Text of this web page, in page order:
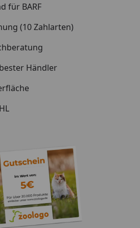
g 410 g
750 g
g 845 g
g 865 g
anpassen).
als auch angefeuchtet
für BARF
(10 Zahlarten)
Händler